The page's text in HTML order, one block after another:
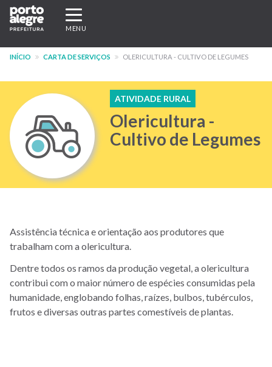
Pular
para
conteúdo
Expandir/recolher
navegação
MENU
INÍCIO CARTA DE SERVIÇOS OLERICULTURA - CULTIVO DE LEGUMES
ATIVIDADE RURAL
Olericultura -
Cultivo de Legumes
Assistência técnica e orientação aos produtores que
trabalham com a olericultura.
Dentre todos os ramos da produção vegetal, a olericultura
contribui com o maior número de espécies consumidas pela
humanidade, englobando folhas, raízes, bulbos, tubérculos,
frutos e diversas outras partes comestíveis de plantas.